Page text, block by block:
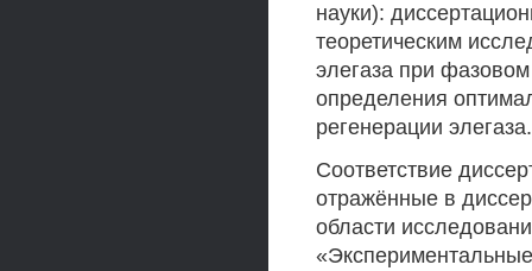
науки):
теоретическим
элегаза при
определения
регенерации элегаза.
Соответствие
отражённые в
области